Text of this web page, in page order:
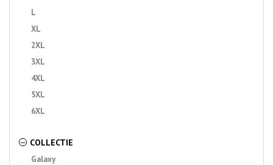
L
XL
2XL
3XL
4XL
5XL
6XL
– COLLECTIE
Galaxy